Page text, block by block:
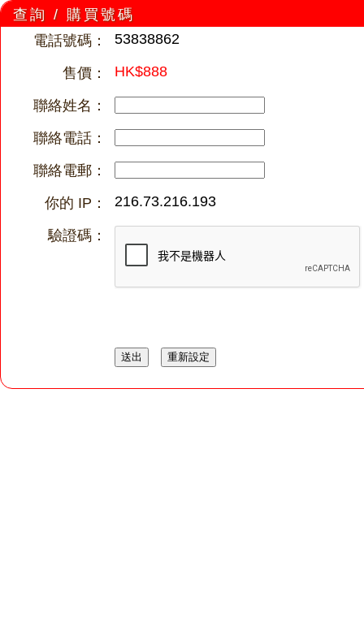
查詢 / 購買號碼
電話號碼：
53838862
售價： HK$888
聯絡姓名：
聯絡電話：
聯絡電郵：
你的 IP：
216.73.216.193
驗證碼：